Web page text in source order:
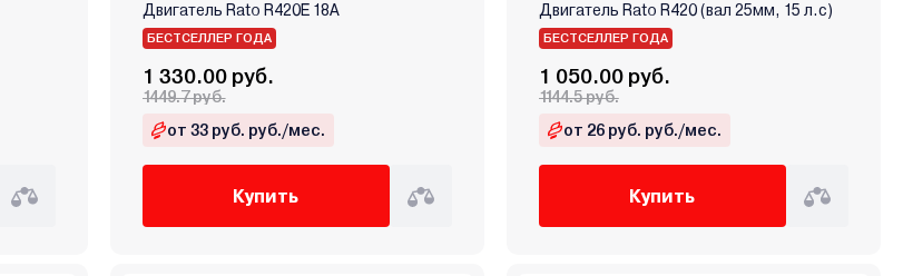
Двигатель Rato R420Е 18А
БЕСТСЕЛЛЕР ГОДА
1 330.00 руб.
1449.7 руб.
от 33 руб. руб./мес.
Купить
Двигатель Rato R420 (вал 25мм, 15 л.с)
БЕСТСЕЛЛЕР ГОДА
1 050.00 руб.
1144.5 руб.
от 26 руб. руб./мес.
Купить